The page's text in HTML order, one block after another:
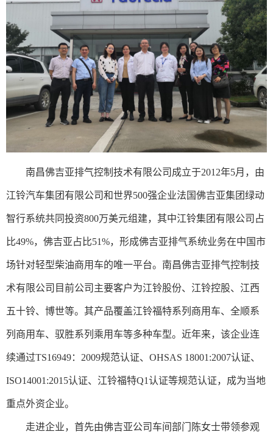
南昌佛吉亚排气控制技术有限公司成立于2012年5月，由
江铃汽车集团有限公司和世界500强企业法国佛吉亚集团绿动
智行系统共同投资800万美元组建，其中江铃集团有限公司占
比49%，佛吉亚占比51%， 形成佛吉亚排气系统业务在中国市
场针对轻型柴油商用车的唯一平台。南昌佛吉亚排气控制技
术有限公司目前公司主要客户为江铃股份、江铃控股、江西
五十铃、博世等。其产品覆盖江铃福特系列商用车、全顺系
列商用车、驭胜系列乘用车等多种车型。 近年来，该企业连
续通过TS16949：2009规范认证、 OHSAS 18001:2007认证、
ISO14001:2015认证、 江铃福特Q1认证等规范认证，成为当地
重点外资企业。
走进企业，首先由佛吉亚公司车间部门陈女士带领参观